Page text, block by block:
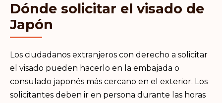
Dónde solicitar el visado de
Japón
Los ciudadanos extranjeros con derecho a solicitar
el visado pueden hacerlo en la embajada o
consulado japonés más cercano en el exterior. Los
solicitantes deben ir en persona durante las horas